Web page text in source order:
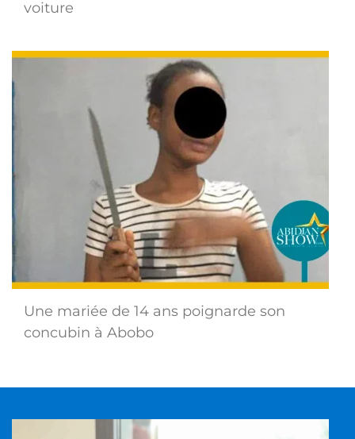
voiture
Une mariée de 14 ans poignarde son
concubin à Abobo